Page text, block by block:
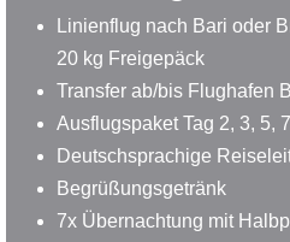
Linienflug nach Bari oder
20 kg Freigepäck
Transfer ab/bis Flughafen
Ausflugspaket Tag 2, 3, 5,
Deutschsprachige
Begrüßungsgetränk
7x Übernachtung mit